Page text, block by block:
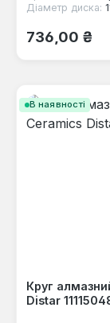
Діаметр диска:
Звичайна
736,00 ₴
В наявності
Круг
Distar